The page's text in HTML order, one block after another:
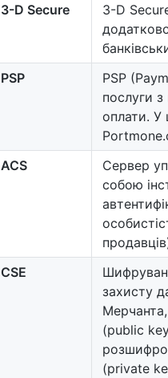
3-D Secure
3-D
PSP
PSP
послуги
оплати. У
ACS
Сервер
собою
CSE
захисту
(public
(private